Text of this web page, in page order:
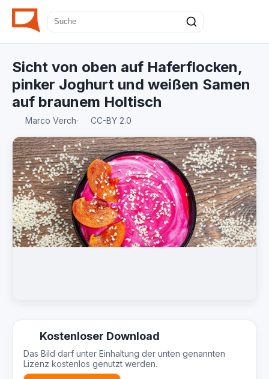
Sicht von oben auf Haferflocken,
pinker Joghurt und weißen Samen
auf braunem Holtisch
Marco Verch· CC-BY 2.0
Kostenloser Download
Das Bild darf unter Einhaltung der unten genannten
Lizenz kostenlos genutzt werden.